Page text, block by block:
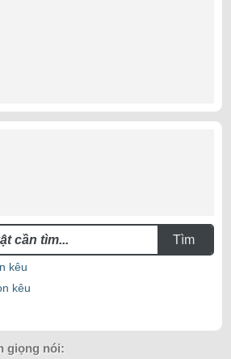
Tìm
kêu
kêu
giọng nói: